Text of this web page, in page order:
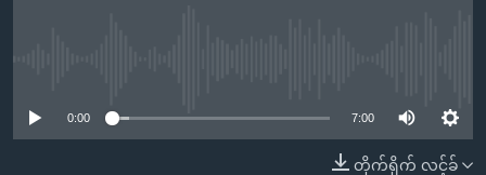
ပင်မရုပ်ရှင်ထဲက အင်္ဂလိပ်စာ
တီဗွီ
ရေဒီယို/တီဗွီအစီအစဉ်
0:00 7:00
တိုက်ရိုက် လင့်ခ်